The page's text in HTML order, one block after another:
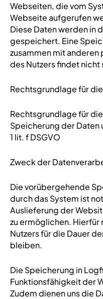
Webseiten, die vom
Webseite aufgerufen
Diese Daten werden in
gespeichert. Eine
zusammen mit
des Nutzers findet nicht
Rechtsgrundlage für
Rechtsgrundlage für
Speicherung der Daten
1 lit. f DSGVO
Zweck der
Die vorübergehende
durch das System ist
Auslieferung der
zu ermöglichen. Hierfür
Nutzers für die Dauer
bleiben.
Die Speicherung in
Funktionsfähigkeit der
Zudem dienen uns die